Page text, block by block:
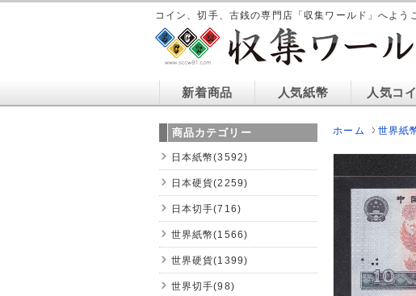
コイン、切手、古銭の専門店「収集ワールド」へよう
新着商品 人気紙幣 人気コ
ホーム 世界紙
商品カテゴリー
日本紙幣(3592)
日本硬貨(2259)
日本切手(716)
世界紙幣(1566)
世界硬貨(1399)
世界切手(98)